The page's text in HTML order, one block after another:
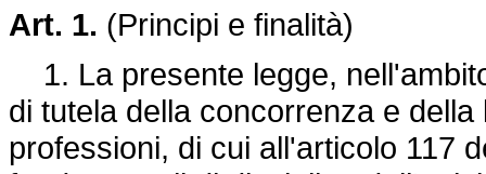
Art. 1. (Principi e finalità)
1. La presente legge,
di tutela della concorrenza e
professioni, di cui all'articolo 117